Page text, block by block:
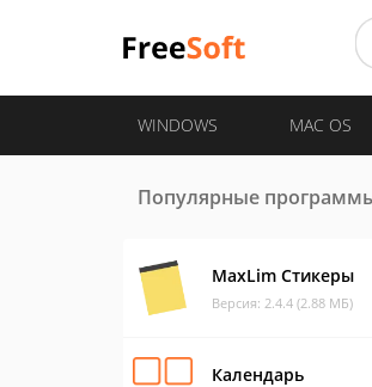
WINDOWS MAC OS
Популярные
MaxLim Стикеры
Версия: 2.4.4 (2.88 МБ)
Календарь